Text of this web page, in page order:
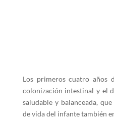
Los primeros cuatro años
colonización intestinal y el
saludable y balanceada,
de vida del infante también